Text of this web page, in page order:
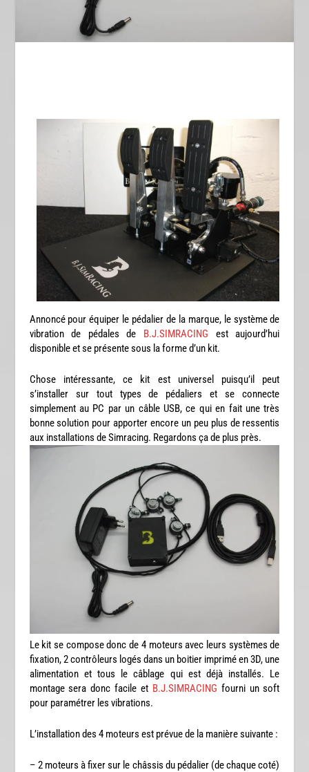
Annoncé pour équiper le pédalier de la marque, le système de
vibration de pédales de
B.J.SIMRACING est aujourd’hui
disponible et se présente sous la forme d’un kit.
Chose intéressante, ce kit est universel puisqu’il peut
s’installer sur tout types de pédaliers et se connecte
simplement au PC par un câble USB, ce qui en fait une très
bonne solution pour apporter encore un peu plus de ressentis
aux installations de Simracing. Regardons ça de plus près.
Le kit se compose donc de 4 moteurs avec leurs systèmes de
fixation, 2 contrôleurs logés dans un boitier imprimé en 3D, une
alimentation et tous le câblage qui est déjà installés. Le
montage sera donc facile et B.J.SIMRACING fourni un soft
pour paramétrer les vibrations.
L’installation des 4 moteurs est prévue de la manière suivante :
– 2 moteurs à fixer sur le châssis du pédalier (de chaque coté)